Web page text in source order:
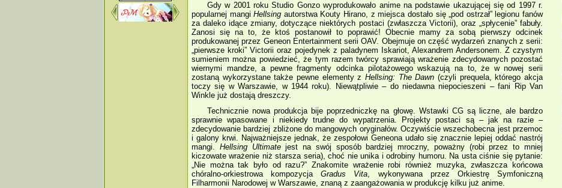
Gdy w 2001 roku Studio Gonzo wyprodukowało anime na podstawie ukazującej się od 1997 r.
popularnej mangiHellsing autorstwa Kouty Hirano, z miejsca dostało się „pod ostrzał” legionu fanów
za daleko idące zmiany, dotyczące niektórych postaci (zwłaszcza Victorii), oraz „spłycenie” fabuły.
Zanosi się na to, że ktoś postanowił to poprawić! Obecnie mamy za sobą pierwszy odcinek
produkowanej przez Geneon Entertainment serii OAV. Obejmuje on część wydarzeń znanych z serii:
„pierwsze kroki” Victorii oraz pojedynek z paladynem Iskariot, Alexandrem Andersonem. Z czystym
sumieniem można powiedzieć, że tym razem twórcy sprawiają wrażenie zdecydowanych pozostać
wiernymi mandze, a pewne fragmenty odcinka pilotażowego wskazują na to, że w nowej serii
zostaną wykorzystane także pewne elementy z Hellsing: The Dawn (czyli prequela, którego akcja
toczy się w Warszawie, w 1944 roku). Niewątpliwie – do niedawna niepocieszeni – fani Rip Van
Winkle już dostają dreszczy.
Technicznie nowa produkcja bije poprzedniczkę na głowę. Wstawki CG są liczne, ale bardzo
sprawnie wpasowane i niekiedy trudne do wypatrzenia. Projekty postaci są – jak na razie –
zdecydowanie bardziej zbliżone do mangowych oryginałów. Oczywiście wszechobecna jest przemoc
i galony krwi. Najważniejsze jednak, że zespołowi Geneona udało się znacznie lepiej oddać nastrój
mangi. Hellsing Ultimatejest na swój sposób bardziej mroczny, poważny (robi przez to mniej
kiczowate wrażenie niż starsza seria), choć nie unika i odrobiny humoru. Na usta ciśnie się pytanie:
„Nie można tak było od razu?” Znakomite wrażenie robi również muzyka, zwłaszcza końcowa
chóralno­‑orkiestrowa kompozycjaGradus Vita , wykonywana przez Orkiestrę Symfoniczną
Filharmonii Narodowej w Warszawie, znaną z zaangażowania w produkcję kilku już anime.